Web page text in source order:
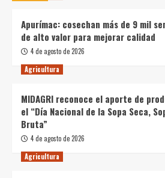
Apurímac: cosechan más de 9 mil
de alto valor para mejorar calidad
4 de agosto de 2026
Agricultura
MIDAGRI reconoce el aporte de
el “Día Nacional de la Sopa Seca,
Bruta”
4 de agosto de 2026
Agricultura